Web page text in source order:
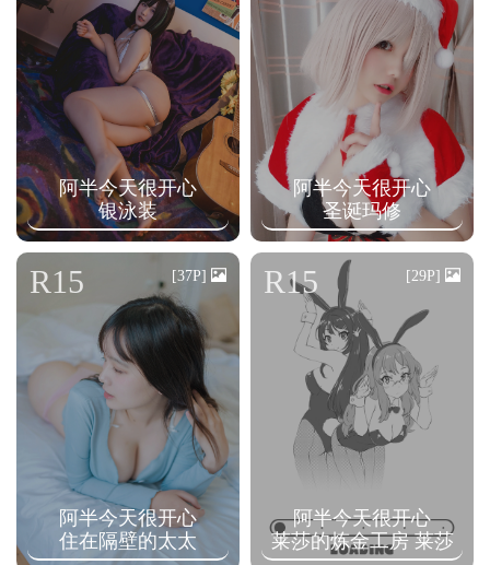
阿半今天很开心
银泳装
阿半今天很开心
圣诞玛修
阿半今天很开心
住在隔壁的太太
R15 [37P]
阿半今天很开心
莱莎的炼金工房 莱莎
R15 [29P]